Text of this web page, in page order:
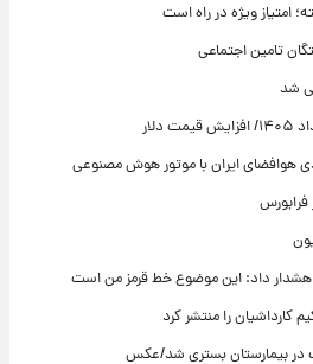
ویژه در راه است
تامین اجتماعی
شد
داد: این موضوع خط قرمز من است
را منتشر کرد
در بیمارستان بستری شد/عکس